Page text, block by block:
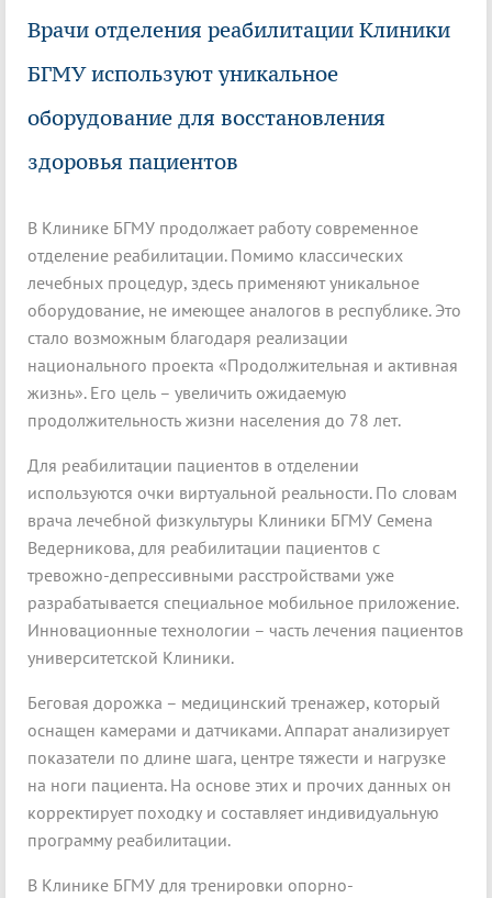
Врачи отделения реабилитации Клиники
БГМУ используют уникальное
оборудование для восстановления
здоровья пациентов
В Клинике БГМУ продолжает работу современное
отделение реабилитации. Помимо классических
лечебных процедур, здесь применяют уникальное
оборудование, не имеющее аналогов в республике. Это
стало возможным благодаря реализации
национального проекта «Продолжительная и активная
жизнь». Его цель – увеличить ожидаемую
продолжительность жизни населения до 78 лет.
Для реабилитации пациентов в отделении
используются очки виртуальной реальности. По словам
врача лечебной физкультуры Клиники БГМУ Семена
Ведерникова, для реабилитации пациентов с
тревожно-депрессивными расстройствами уже
разрабатывается специальное мобильное приложение.
Инновационные технологии – часть лечения пациентов
университетской Клиники.
Беговая дорожка – медицинский тренажер, который
оснащен камерами и датчиками. Аппарат анализирует
показатели по длине шага, центре тяжести и нагрузке
на ноги пациента. На основе этих и прочих данных он
корректирует походку и составляет индивидуальную
программу реабилитации.
В Клинике БГМУ для тренировки опорно-